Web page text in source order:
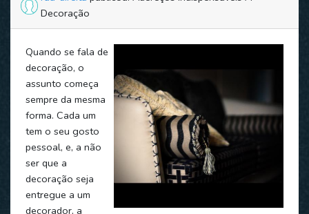
Decoração
Quando se fala de
decoração, o
assunto começa
sempre da mesma
forma. Cada um
tem o seu gosto
pessoal, e, a não
ser que a
decoração seja
entregue a um
decorador, a